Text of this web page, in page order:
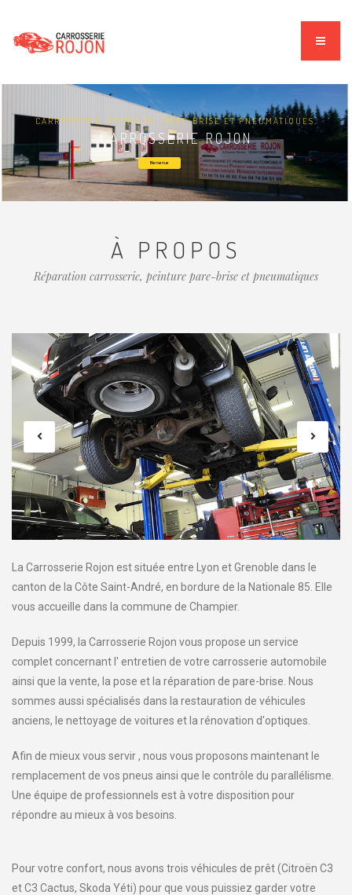
CARROSSERIE, PEINTURE, PARE-BRISE ET PNEUMATIQUES.
CARROSSERIE ROJON
Bienvenue
À PROPOS
Réparation carrosserie, peinture pare-brise et pneumatiques
La Carrosserie Rojon est située entre Lyon et Grenoble dans le
canton de la Côte Saint-André, en bordure de la Nationale 85. Elle
vous accueille dans la commune de Champier.
Depuis 1999, la Carrosserie Rojon vous propose un service
complet concernant l' entretien de votre carrosserie automobile
ainsi que la vente, la pose et la réparation de pare-brise. Nous
sommes aussi spécialisés dans la restauration de véhicules
anciens, le nettoyage de voitures et la rénovation d'optiques.
Afin de mieux vous servir , nous vous proposons maintenant le
remplacement de vos pneus ainsi que le contrôle du parallélisme.
Une équipe de professionnels est à votre disposition pour
répondre au mieux à vos besoins.
Pour votre confort, nous avons trois véhicules de prêt (Citroën C3
et C3 Cactus, Skoda Yéti) pour que vous puissiez garder votre